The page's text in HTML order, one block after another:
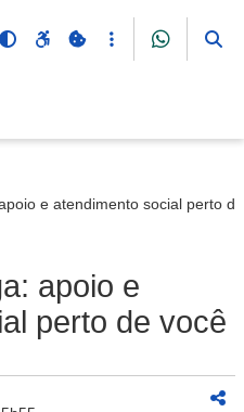
e atendimento social perto
apoio e
perto de você